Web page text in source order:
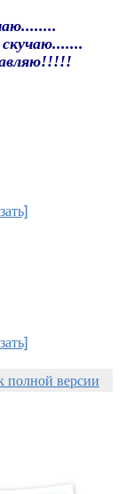
полной версии